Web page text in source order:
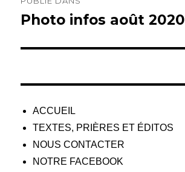
de
Photo infos août 2020
ACCUEIL
TEXTES, PRIÈRES ET ÉDITOS
NOUS CONTACTER
NOTRE FACEBOOK